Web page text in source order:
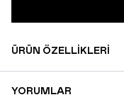
ÜRÜN ÖZELLIKLERI
YORUMLAR